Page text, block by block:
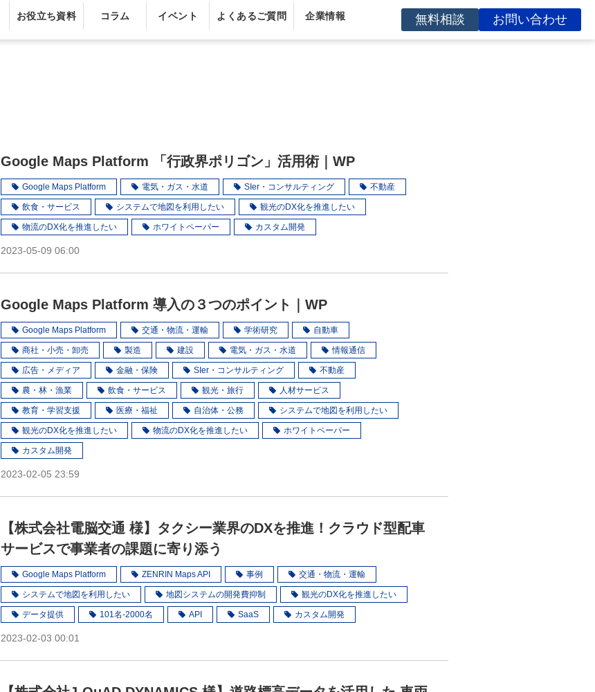
お役立ち資料 コラム イベント よくあるご質問 企業情報 無料相談 お問い合わせ
Google Maps Platform 「行政界ポリゴン」活用術｜WP
Google Maps Platform 電気・ガス・水道 SIer・コンサルティング 不動産
飲食・サービス システムで地図を利用したい 観光のDX化を推進したい
物流のDX化を推進したい ホワイトペーパー カスタム開発
2023-05-09 06:00
Google Maps Platform 導入の３つのポイント｜WP
Google Maps Platform 交通・物流・運輸 学術研究 自動車
商社・小売・卸売 製造 建設 電気・ガス・水道 情報通信
広告・メディア 金融・保険 SIer・コンサルティング 不動産
農・林・漁業 飲食・サービス 観光・旅行 人材サービス
教育・学習支援 医療・福祉 自治体・公務 システムで地図を利用したい
観光のDX化を推進したい 物流のDX化を推進したい ホワイトペーパー
カスタム開発
2023-02-05 23:59
【株式会社電脳交通 様】タクシー業界のDXを推進！クラウド型配車
サービスで事業者の課題に寄り添う
Google Maps Platform ZENRIN Maps API 事例 交通・物流・運輸
システムで地図を利用したい 地図システムの開発費抑制 観光のDX化を推進したい
データ提供 101名-2000名 API SaaS カスタム開発
2023-02-03 00:01